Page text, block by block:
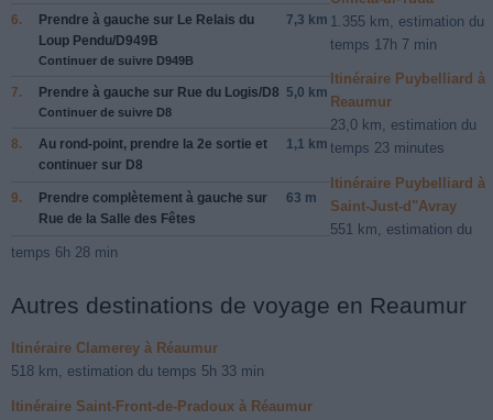
6. Prendre à gauche sur Le Relais du
Loup Pendu/D949B
Continuer de suivre D949B
7,3 km
7. Prendre à gauche sur Rue du Logis/D8
Continuer de suivre D8
5,0 km
8. Au rond-point, prendre la 2e sortie et
continuer sur D8
1,1 km
9. Prendre complètement à gauche sur
Rue de la Salle des Fêtes
63 m
1.355 km, estimation du
temps 17h 7 min
Itinéraire Puybelliard à
Reaumur
23,0 km, estimation du
temps 23 minutes
Itinéraire Puybelliard à
Saint-Just-d"Avray
551 km, estimation du
temps 6h 28 min
Autres destinations de voyage en Reaumur
Itinéraire Clamerey à Réaumur
518 km, estimation du temps 5h 33 min
Itinéraire Saint-Front-de-Pradoux à Réaumur